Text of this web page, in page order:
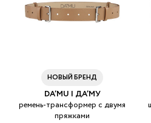
НОВЫЙ БРЕНД
DA’MU | ДА’МУ
ремень-трансформер с двумя
пряжками